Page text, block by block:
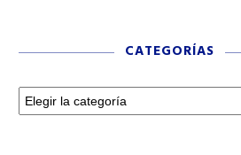
CATEGORÍAS